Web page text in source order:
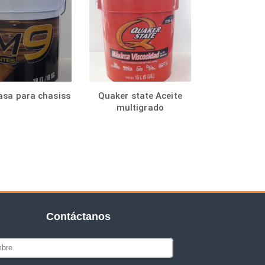
para chasiss
Quaker state Aceite
multigrado
Contáctanos